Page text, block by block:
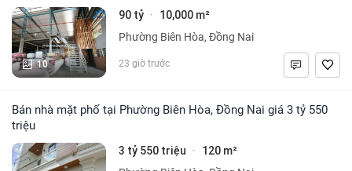
10
90 tỷ · 10,000 m²
Phường Biên Hòa, Đồng Nai
23 giờ trước
Bán nhà mặt phố tại Phường Biên Hòa, Đồng Nai giá 3 tỷ 550
triệu
3 tỷ 550 triệu
· 120 m²